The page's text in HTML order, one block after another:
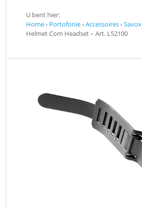
U bent hier:
Home› Portofonie›Accessoires›Savox
Helmet Com Headset – Art. L52100